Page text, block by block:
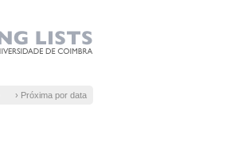
› Próxima por data